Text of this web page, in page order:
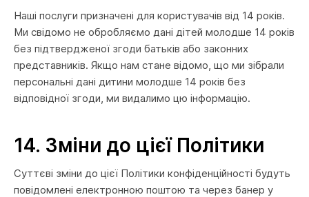
Наші послуги призначені для користувачів від 14 років.
Ми свідомо не обробляємо дані дітей молодше 14 років
без підтвердженої згоди батьків або законних
представників. Якщо нам стане відомо, що ми зібрали
персональні дані дитини молодше 14 років без
відповідної згоди, ми видалимо цю інформацію.
14. Зміни до цієї Політики
Суттєві зміни до цієї Політики конфіденційності будуть
повідомлені електронною поштою та через банер у